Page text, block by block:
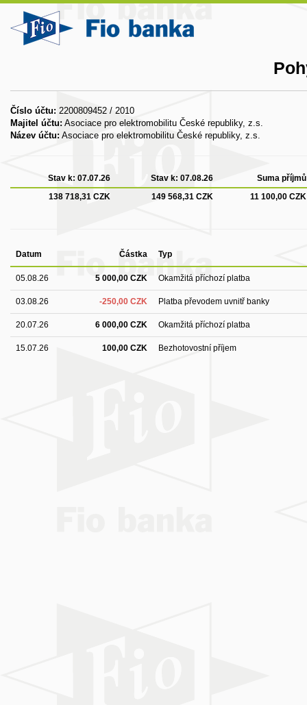
Číslo účtu: 2200809452 / 2010
Majitel účtu: Asociace pro elektromobilitu České republiky, z.s.
Název účtu: Asociace pro elektromobilitu České republiky, z.s.
Stav k: 07.07.26 Stav k: 07.08.26
Suma příjmů
138 718,31 CZK
149 568,31 CZK 11 100,00 CZK
Datum Částka Typ
05.08.26 5 000,00 CZK Okamžitá příchozí platba
03.08.26 -250,00 CZK Platba převodem uvnitř banky
20.07.26 6 000,00 CZK Okamžitá příchozí platba
15.07.26 100,00 CZK Bezhotovostní příjem